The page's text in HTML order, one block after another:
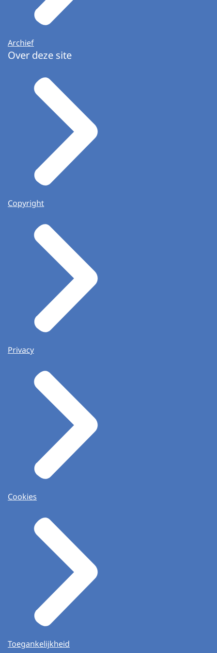
Archief
Over deze site
Copyright
Privacy
Cookies
Toegankelijkheid